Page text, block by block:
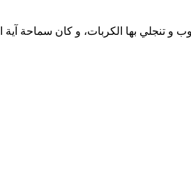
تنجلي بها الكربات، و كان سماحة آية